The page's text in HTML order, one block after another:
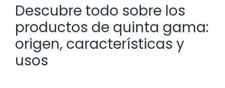
Descubre todo sobre los
productos de quinta gama:
origen, características y
usos